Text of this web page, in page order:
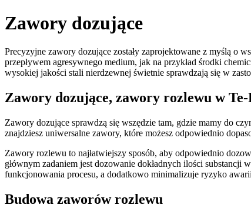
Zawory dozujące
Precyzyjne zawory dozujące zostały zaprojektowane z myślą o
przepływem agresywnego medium, jak na przykład środki
wysokiej jakości stali nierdzewnej świetnie sprawdzają się w
Zawory dozujące, zawory rozlewu w
Zawory dozujące sprawdzą się wszędzie tam, gdzie mamy do
znajdziesz uniwersalne zawory, które możesz odpowiednio
Zawory rozlewu to najłatwiejszy sposób, aby odpowiednio
głównym zadaniem jest dozowanie dokładnych ilości
funkcjonowania procesu, a dodatkowo minimalizuje ryzyko
Budowa zaworów rozlewu